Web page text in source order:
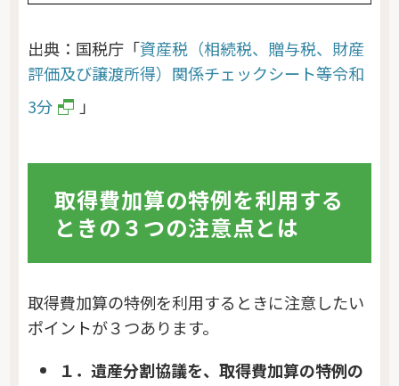
出典：国税庁「資産税（相続税、贈与税、財産
評価及び譲渡所得）関係チェックシート等令和
3分
」
取得費加算の特例を利用する
ときの３つの注意点とは
取得費加算の特例を利用するときに注意したい
ポイントが３つあります。
１．遺産分割協議を、取得費加算の特例の